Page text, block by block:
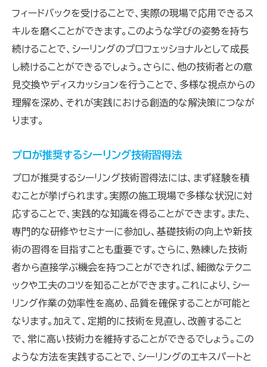
フィードバックを受けることで、実際の現場で応用できるス
キルを磨くことができます。このような学びの姿勢を持ち
続けることで、シーリングのプロフェッショナルとして成長
し続けることができるでしょう。さらに、他の技術者との意
見交換やディスカッションを行うことで、多様な視点からの
理解を深め、それが実践における創造的な解決策につなが
ります。
プロが推奨するシーリング技術習得法
プロが推奨するシーリング技術習得法には、まず経験を積
むことが挙げられます。実際の施工現場で多様な状況に対
応することで、実践的な知識を得ることができます。また、
専門的な研修やセミナーに参加し、基礎技術の向上や新技
術の習得を目指すことも重要です。さらに、熟練した技術
者から直接学ぶ機会を持つことができれば、細微なテクニ
ックや工夫のコツを知ることができます。これにより、シー
リング作業の効率性を高め、品質を確保することが可能と
なります。加えて、定期的に技術を見直し、改善すること
で、常に高い技術力を維持することができるでしょう。この
ような方法を実践することで、シーリングのエキスパートと